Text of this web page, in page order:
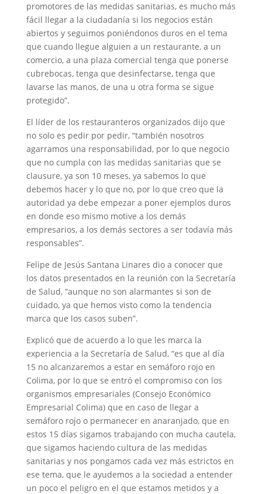
promotores de las medidas sanitarias, es mucho más
fácil llegar a la ciudadanía si los negocios están
abiertos y seguimos poniéndonos duros en el tema
que cuando llegue alguien a un restaurante, a un
comercio, a una plaza comercial tenga que ponerse
cubrebocas, tenga que desinfectarse, tenga que
lavarse las manos, de una u otra forma se sigue
protegido”.
El líder de los restauranteros organizados dijo que
no solo es pedir por pedir, “también nosotros
agarramos una responsabilidad, por lo que negocio
que no cumpla con las medidas sanitarias que se
clausure, ya son 10 meses, ya sabemos lo que
debemos hacer y lo que no, por lo que creo que la
autoridad ya debe empezar a poner ejemplos duros
en donde eso mismo motive a los demás
empresarios, a los demás sectores a ser todavía más
responsables”.
Felipe de Jesús Santana Linares dio a conocer que
los datos presentados en la reunión con la Secretaría
de Salud, “aunque no son alarmantes si son de
cuidado, ya que hemos visto como la tendencia
marca que los casos suben”.
Explicó que de acuerdo a lo que les marca la
experiencia a la Secretaría de Salud, “es que al día
15 no alcanzaremos a estar en semáforo rojo en
Colima, por lo que se entró el compromiso con los
organismos empresariales (Consejo Económico
Empresarial Colima) que en caso de llegar a
semáforo rojo o permanecer en anaranjado, que en
estos 15 días sigamos trabajando con mucha cautela,
que sigamos haciendo cultura de las medidas
sanitarias y nos pongamos cada vez más estrictos en
ese tema, que le ayudemos a la sociedad a entender
un poco el peligro en el que estamos metidos y a